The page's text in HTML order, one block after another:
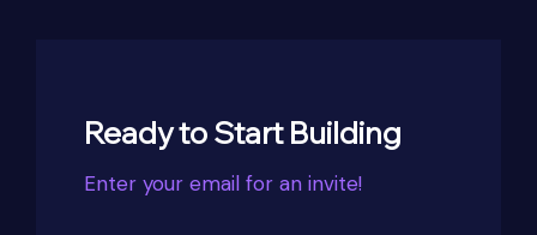
Ready to Start Building
Enter your email for an invite!